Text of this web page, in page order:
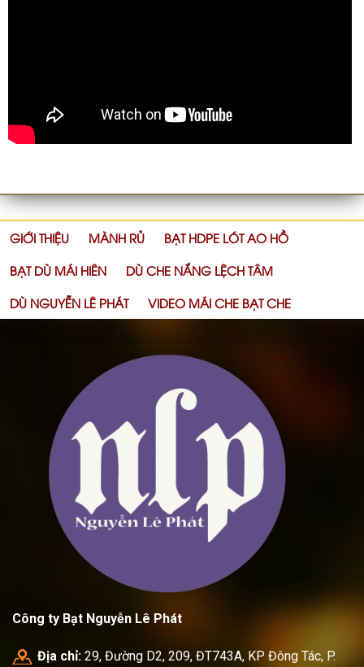
GIỚI THIỆU MÀNH RỦ
BẠT HDPE LÓT AO HỒ
BẠT DÙ MÁI HIÊN
DÙ CHE NẮNG LỆCH TÂM
DÙ NGUYỄN LÊ PHÁT
VIDEO MÁI CHE BẠT CHE
Công ty Bạt Nguyễn Lê Phát
Địa chỉ: 29, Đường D2, 209, ĐT743A, KP Đông Tác, P.